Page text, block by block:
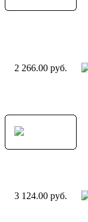
2 266.00 руб.
3 124.00 руб.